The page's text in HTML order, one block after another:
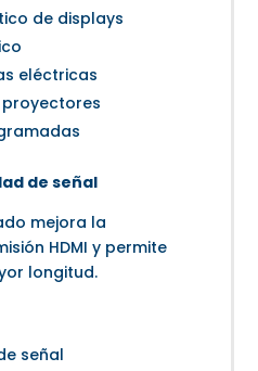
de displays
eléctricas
de señal
mejora la
HDMI y permite
longitud.
señal